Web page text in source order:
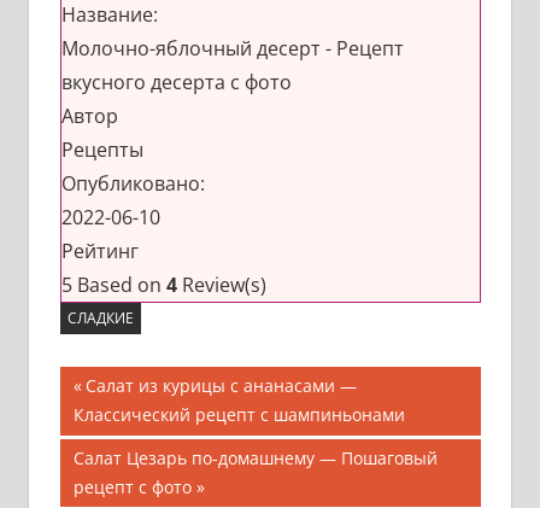
Название:
Молочно-яблочный десерт - Рецепт
вкусного десерта с фото
Автор
Рецепты
Опубликовано:
2022-06-10
Рейтинг
5Based on 4 Review(s)
СЛАДКИЕ
Навигация
по
записям
Предыдущая
запись;
Салат из курицы с ананасами —
Классический рецепт с шампиньонами
Следующая
запись:
Салат Цезарь по-домашнему — Пошаговый
рецепт с фото